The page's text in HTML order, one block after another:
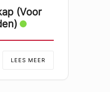
(voor
LEES MEER